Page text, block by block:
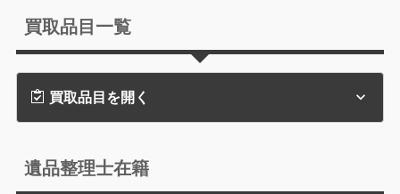
買取品目一覧
買取品目を開く
遺品整理士在籍